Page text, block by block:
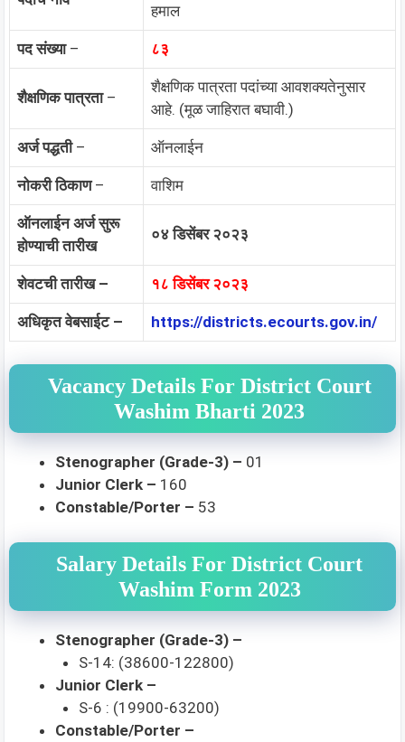
हमाल
पद संख्या– ८३
शैक्षणिक पात्रता–
शैक्षणिक पात्रता पदांच्या आवशक्यतेनुसार
आहे. (मूळ जाहिरात बघावी.)
अर्ज पद्धती– ऑनलाईन
नोकरी ठिकाण– वाशिम
ऑनलाईन अर्ज सुरू
होण्याची तारीख
०४ डिसेंबर २०२३
शेवटची तारीख – १८ डिसेंबर २०२३
अधिकृत वेबसाईट – https://districts.ecourts.gov.in/
Vacancy Details For District Court
Washim Bharti 2023
Stenographer (Grade-3) – 01
Junior Clerk – 160
Constable/Porter – 53
Salary Details For District Court
Washim Form 2023
Stenographer (Grade-3) –
S-14: (38600-122800)
Junior Clerk –
S-6 : (19900-63200)
Constable/Porter –